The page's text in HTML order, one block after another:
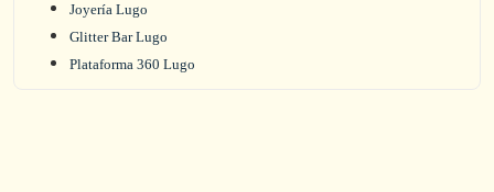
Joyería Lugo
Glitter Bar Lugo
Plataforma 360 Lugo